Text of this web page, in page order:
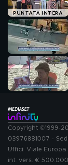
PUNTATA INTERA
Copyright ©1999-
03976881007 -
Uffici: Viale
int. vers. €